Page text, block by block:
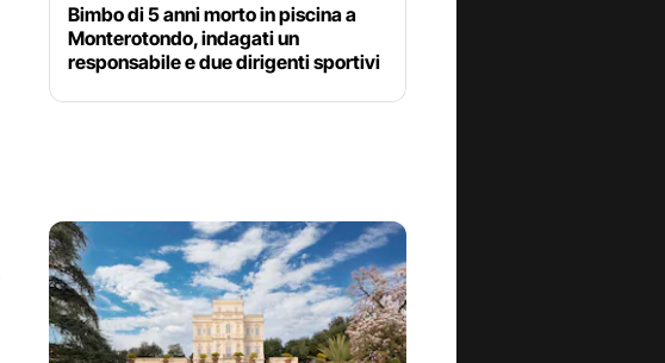
Bimbo di 5 anni morto in piscina a
Monterotondo, indagati un
responsabile e due dirigenti sportivi